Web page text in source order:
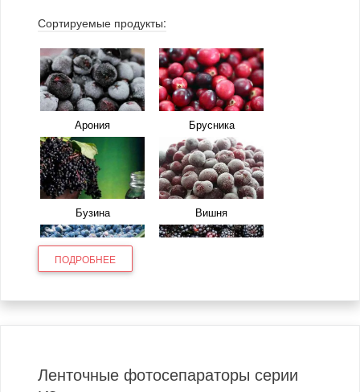
Сортируемые продукты:
Арония Брусника
Бузина Вишня
Голубика Ежевика
Земляника
ПОДРОБНЕЕ
Ленточные фотосепараторы серии